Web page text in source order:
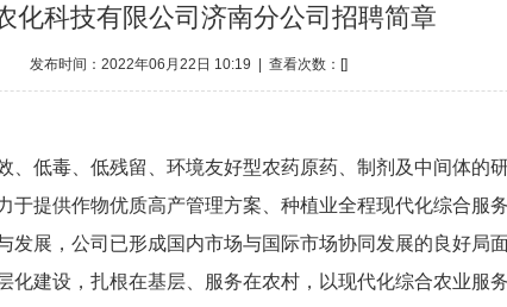
化科技有限公司济南分公司招聘简章
发布时间：2022年06月22日 10:19 | 查看次数：[]
、低毒、低残留、环境友好型农药原药、制剂及中间体的
于提供作物优质高产管理方案、种植业全程现代化综合服
发展，公司已形成国内市场与国际市场协同发展的良好局
化建设，扎根在基层、服务在农村，以现代化综合农业服